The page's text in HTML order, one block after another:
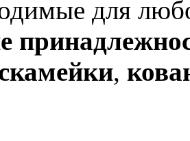
для
,